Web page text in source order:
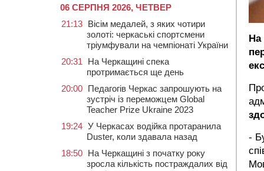
На
-
06 СЕРПНЯ 2026, ЧЕТВЕР
21:13 Вісім медалей, з яких чотири
золоті: черкаські спортсмени
тріумфували на чемпіонаті України
20:31
На Черкащині спека
протримається ще день
20:00 Педагогів Черкас запрошують на
зустріч із переможцем Global
Teacher Prize Ukraine 2023
19:24 У Черкасах водійка протаранила
Duster, коли здавала назад
18:50 На Черкащині з початку року
зросла кількість постраждалих від